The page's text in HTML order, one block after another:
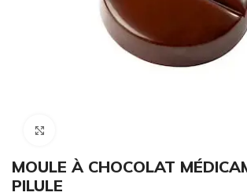
MOULE À CHOCOLAT
PILULE